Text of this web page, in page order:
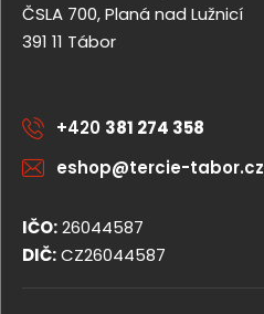
ČSLA 700, Planá nad Lužnicí
391 11 Tábor
+420 381 274 358
eshop@tercie-tabor.cz
IČO:26044587
DIČ:CZ26044587